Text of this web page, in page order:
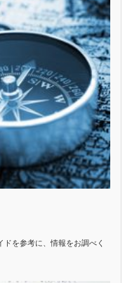
を参考に、情報をお調べく